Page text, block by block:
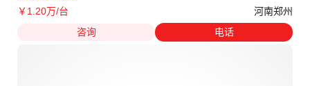
￥ 1.20万/台
河南郑州
咨询
电话